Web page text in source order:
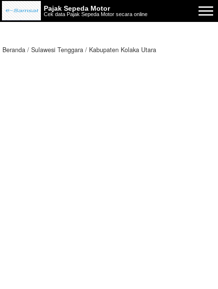
Pajak Sepeda Motor
Cek data Pajak Sepeda Motor secara online
Beranda Sulawesi Tenggara Kabupaten Kolaka Utara